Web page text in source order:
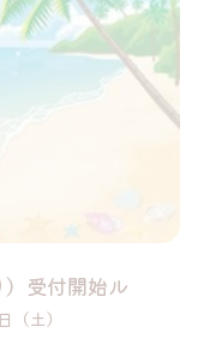
受付開始ル
土）